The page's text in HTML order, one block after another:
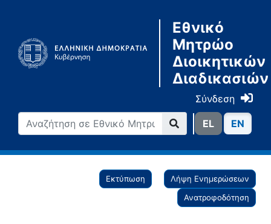
Εθνικό
Μητρώο
Διοικητικών
Διαδικασιών
Σύνδεση
ΕL ΕN
Εκτύπωση
Λήψη Ενημερώσεων
Ανατροφοδότηση